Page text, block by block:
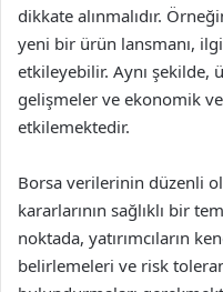
dikkate alınmalıdır.
yeni bir ürün lansmanı,
etkileyebilir. Aynı şekilde,
gelişmeler ve ekonomik
etkilemektedir.
Borsa verilerinin düzenli
kararlarının sağlıklı bir
noktada, yatırımcıların
belirlemeleri ve risk